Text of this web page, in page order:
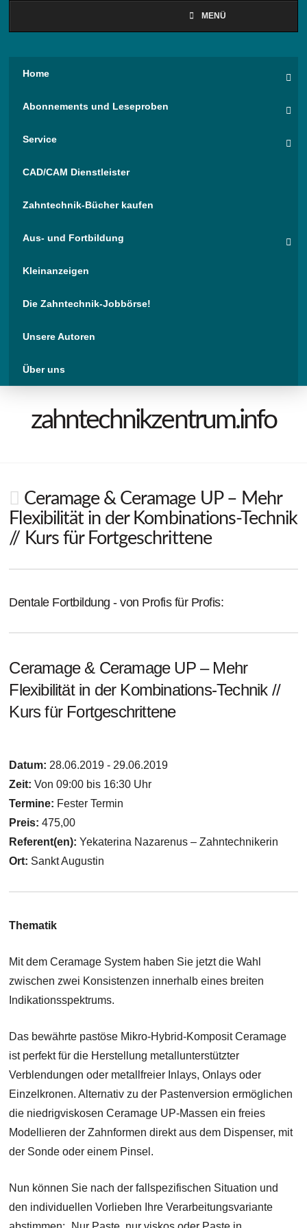
MENÜ
Home
Abonnements und Leseproben
Service
CAD/CAM Dienstleister
Zahntechnik-Bücher kaufen
Aus- und Fortbildung
Kleinanzeigen
Die Zahntechnik-Jobbörse!
Unsere Autoren
Über uns
zahntechnikzentrum.info
Ceramage & Ceramage UP – Mehr
Flexibilität in der Kombinations-Technik
// Kurs für Fortgeschrittene
Dentale Fortbildung - von Profis für Profis:
Ceramage & Ceramage UP – Mehr
Flexibilität in der Kombinations-Technik //
Kurs für Fortgeschrittene
Datum: 28.06.2019 - 29.06.2019
Zeit: Von 09:00 bis 16:30 Uhr
Termine: Fester Termin
Preis: 475,00
Referent(en):Yekaterina Nazarenus – Zahntechnikerin
Ort: Sankt Augustin
Thematik
Mit dem Ceramage System haben Sie jetzt die Wahl
zwischen zwei Konsistenzen innerhalb eines breiten
Indikationsspektrums.
Das bewährte pastöse Mikro-Hybrid-Komposit Ceramage
ist perfekt für die Herstellung metallunterstützter
Verblendungen oder metallfreier Inlays, Onlays oder
Einzelkronen. Alternativ zu der Pastenversion ermöglichen
die niedrigviskosen Ceramage UP-Massen ein freies
Modellieren der Zahnformen direkt aus dem Dispenser, mit
der Sonde oder einem Pinsel.
Nun können Sie nach der fallspezifischen Situation und
den individuellen Vorlieben Ihre Verarbeitungsvariante